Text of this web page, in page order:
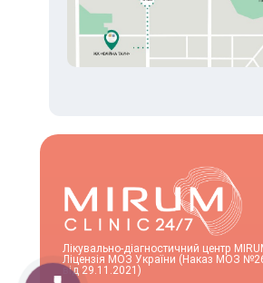
Лікувально-діагностичний центр
Ліцензія МОЗ України (Наказ МОЗ
від 29.11.2021)